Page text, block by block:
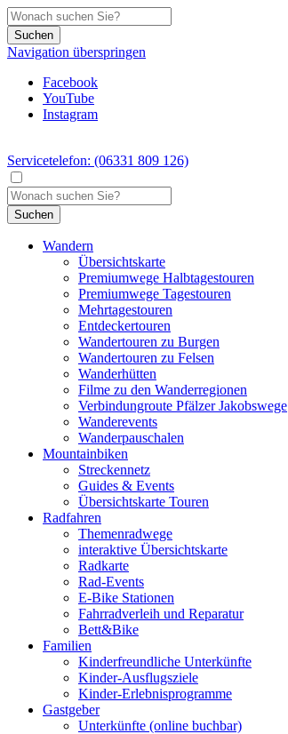
Suchen
Navigation überspringen
Facebook
YouTube
Instagram
Servicetelefon: (06331 809 126)
Suchen
Wandern
Übersichtskarte
Premiumwege Halbtagestouren
Premiumwege Tagestouren
Mehrtagestouren
Entdeckertouren
Wandertouren zu Burgen
Wandertouren zu Felsen
Wanderhütten
Filme zu den Wanderregionen
Verbindungroute Pfälzer Jakobswege
Wanderevents
Wanderpauschalen
Mountainbiken
Streckennetz
Guides & Events
Übersichtskarte Touren
Radfahren
Themenradwege
interaktive Übersichtskarte
Radkarte
Rad-Events
E-Bike Stationen
Fahrradverleih und Reparatur
Bett&Bike
Familien
Kinderfreundliche Unterkünfte
Kinder-Ausflugsziele
Kinder-Erlebnisprogramme
Gastgeber
Unterkünfte (online buchbar)